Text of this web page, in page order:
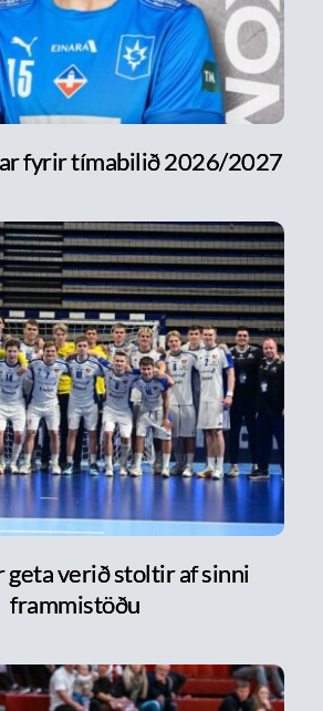
fyrir tímabilið 2026/2027
geta verið stoltir af sinni
frammistöðu